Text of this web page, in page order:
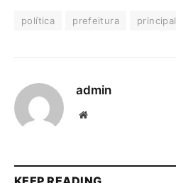
política prefeitura principal
admin
Website